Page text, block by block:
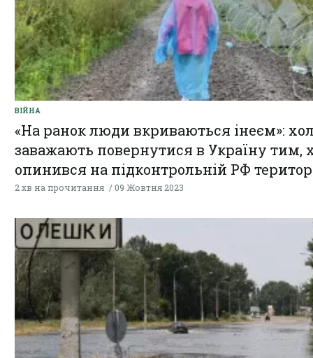
ВІЙНА
«На ранок люди вкриваються інеєм»:
заважають повернутися в Україну тим,
опинився на підконтрольній РФ
2 хв на прочитання 09 Жовтня 2023